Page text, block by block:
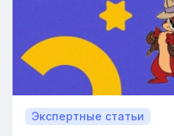
Экспертные статьи